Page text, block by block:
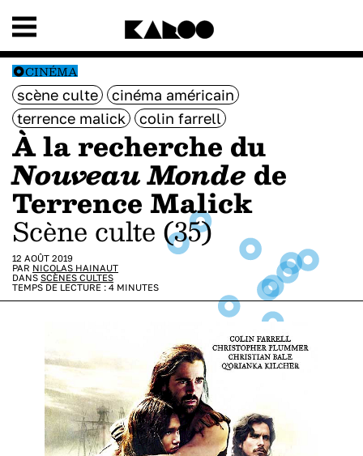
CINÉMA
scène culte
cinéma américain
terrence malick
colin farrell
À la recherche du
Nouveau Monde de
Terrence Malick
Scène culte (35)
12 AOÛT 2019
PAR NICOLAS HAINAUT
DANS SCÈNES CULTES
TEMPS DE LECTURE : 4 MINUTES